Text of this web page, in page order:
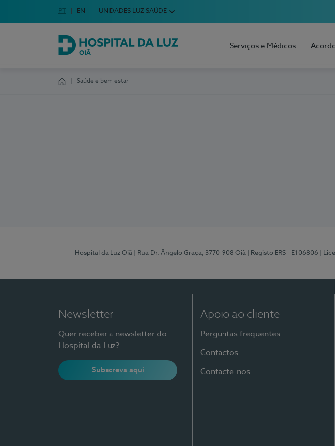
Escolha o seu idioma
Idioma em Português
PT English Language
EN UNIDADES LUZ SAÚDE
Hospital da Luz Oiã
Serviços e Médicos
Saúde e bem-estar
Hospital da Luz Oiã | Rua Dr. Ângelo Graça, 3770-908 Oiã | Registo ERS - E106806 |
Newsletter
Quer receber a newsletter do
Hospital da Luz?
Subscreva aqui
Apoio ao cliente
Perguntas frequentes
Contactos
Contacte-nos